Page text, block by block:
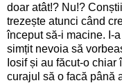
doar atât!? Nu!?
trezește atunci când
început să-i macine. I-
simțit nevoia să
Iosif și au făcut-o
curajul să o facă până